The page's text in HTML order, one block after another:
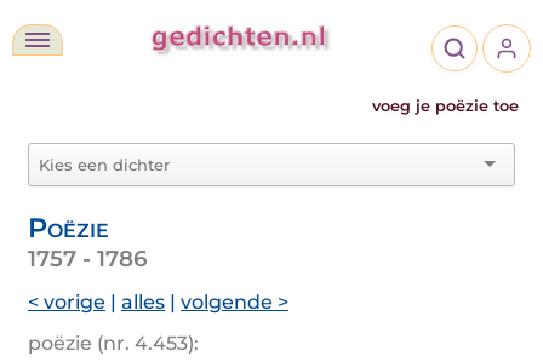
voeg je poëzie toe
Poëzie
1757 - 1786
< vorige | alles | volgende >
poëzie (nr. 4.453):